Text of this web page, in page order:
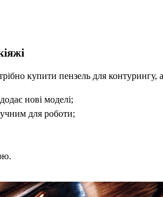
купити пензель для
нові моделі;
для роботи;